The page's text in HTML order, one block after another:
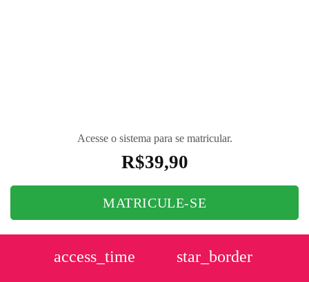
Acesse o sistema para se matricular.
R$39,90
MATRICULE-SE
access_time star_border